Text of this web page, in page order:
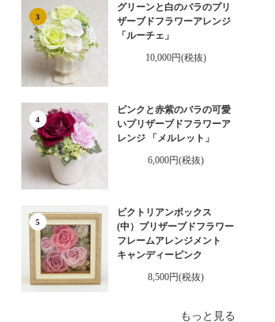
3
グリーンと白のバラのプリ
ザーブドフラワーアレンジ
「ルーチェ」
10,000円(税抜)
4
ピンクと赤紫のバラの可愛
いプリザーブドフラワーア
レンジ 「メルレット」
6,000円(税抜)
5
ビクトリアンボックス
(中）プリザーブドフラワー
フレームアレンジメント
キャンディーピンク
8,500円(税抜)
もっと見る